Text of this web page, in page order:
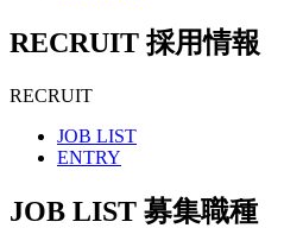
RECRUIT 採用情報
RECRUIT
JOB LIST
ENTRY
JOB LIST 募集職種